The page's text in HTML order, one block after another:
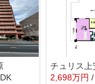
チュリス上
2,698万円